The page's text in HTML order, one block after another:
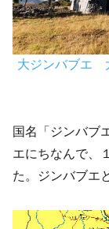
大ジンバブエ
国名「ジンバブ
エにちなんで、
た。ジンバブエ